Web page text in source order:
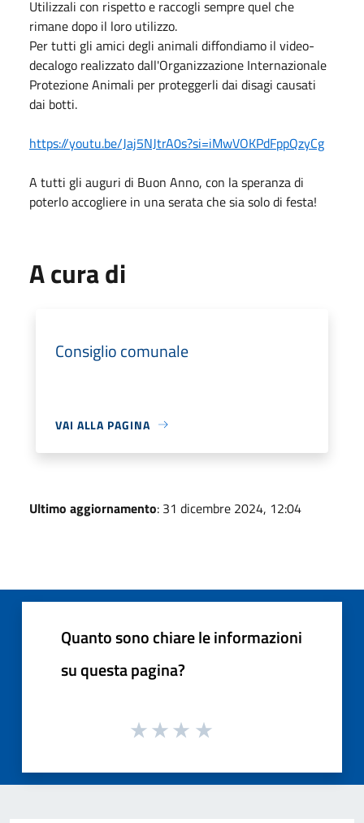
Utilizzali con rispetto e raccogli sempre quel che
rimane dopo il loro utilizzo.
Per tutti gli amici degli animali diffondiamo il video-
decalogo realizzato dall'Organizzazione Internazionale
Protezione Animali per proteggerli dai disagi causati
dai botti.
https://youtu.be/Jaj5NJtrA0s?si=iMwVOKPdFppQzyCg
A tutti gli auguri di Buon Anno, con la speranza di
poterlo accogliere in una serata che sia solo di festa!
A cura di
Consiglio comunale
VAI ALLA PAGINA
Ultimo aggiornamento: 31 dicembre 2024, 12:04
Quanto sono chiare le informazioni
su questa pagina?